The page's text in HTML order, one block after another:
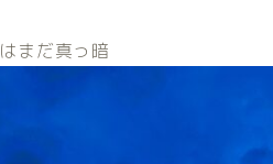
まだ真っ暗